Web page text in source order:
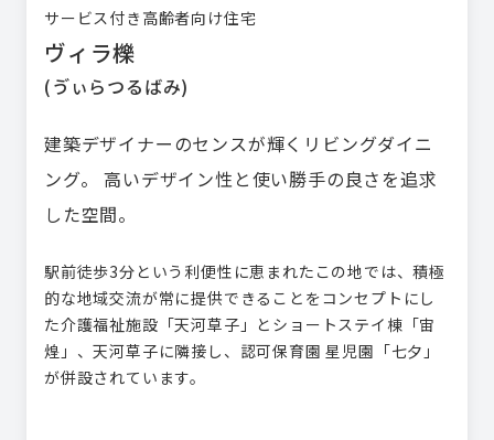
サービス付き高齢者向け住宅
ヴィラ櫟
(ゔぃらつるばみ)
建築デザイナーのセンスが輝くリビングダイニ
ング。 高いデザイン性と使い勝手の良さを追求
した空間。
駅前徒歩3分という利便性に恵まれたこの地では、積極
的な地域交流が常に提供できることをコンセプトにし
た介護福祉施設「天河草子」とショートステイ棟「宙
煌」、天河草子に隣接し、認可保育園 星児園「七夕」
が併設されています。